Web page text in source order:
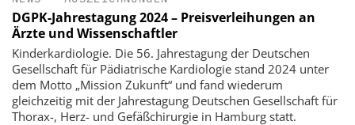
DGPK-Jahrestagung 2024 – Preisverleihungen an
Ärzte und Wissenschaftler
Kinderkardiologie. Die 56. Jahrestagung der Deutschen
Gesellschaft für Pädiatrische Kardiologie stand 2024 unter
dem Motto „Mission Zukunft“ und fand wiederum
gleichzeitig mit der Jahrestagung Deutschen Gesellschaft für
Thorax-, Herz- und Gefäßchirurgie in Hamburg statt.